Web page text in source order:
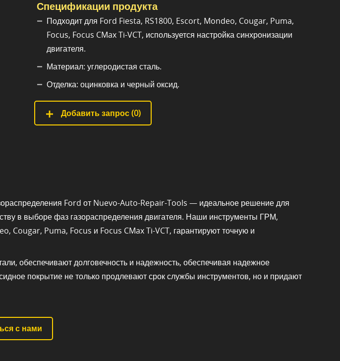
Спецификации продукта
Подходит для Ford Fiesta, RS1800, Escort, Mondeo, Cougar, Puma,
Focus, Focus CMax Ti-VCT, используется настройка синхронизации
двигателя.
Материал: углеродистая сталь.
Отделка: оцинковка и черный оксид.
Добавить запрос (0)
Ford от Nuevo-Auto-Repair-Tools — идеальное решение для
в выборе фаз газораспределения двигателя. Наши инструменты ГРМ,
Cougar, Puma, Focus и Focus CMax Ti-VCT, гарантируют точную и
обеспечивают долговечность и надежность, обеспечивая надежное
покрытие не только продлевают срок службы инструментов, но и придают
с нами